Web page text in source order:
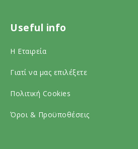
o
c
a
l
m
s
o
i
a
l
o
o
c
i
Useful info
Η Εταιρεία
Γιατί να μας επιλέξετε
Πολιτική Cookies
Όροι & Προϋποθέσεις